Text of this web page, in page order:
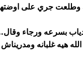
جري على
بسرعه ورجاء
هيه غلبانه